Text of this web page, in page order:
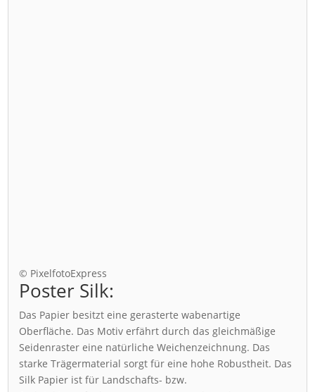
© PixelfotoExpress
Poster Silk:
Das Papier besitzt eine gerasterte wabenartige
Oberfläche. Das Motiv erfährt durch das gleichmäßige
Seidenraster eine natürliche Weichenzeichnung. Das
starke Trägermaterial sorgt für eine hohe Robustheit. Das
Silk Papier ist für Landschafts- bzw.